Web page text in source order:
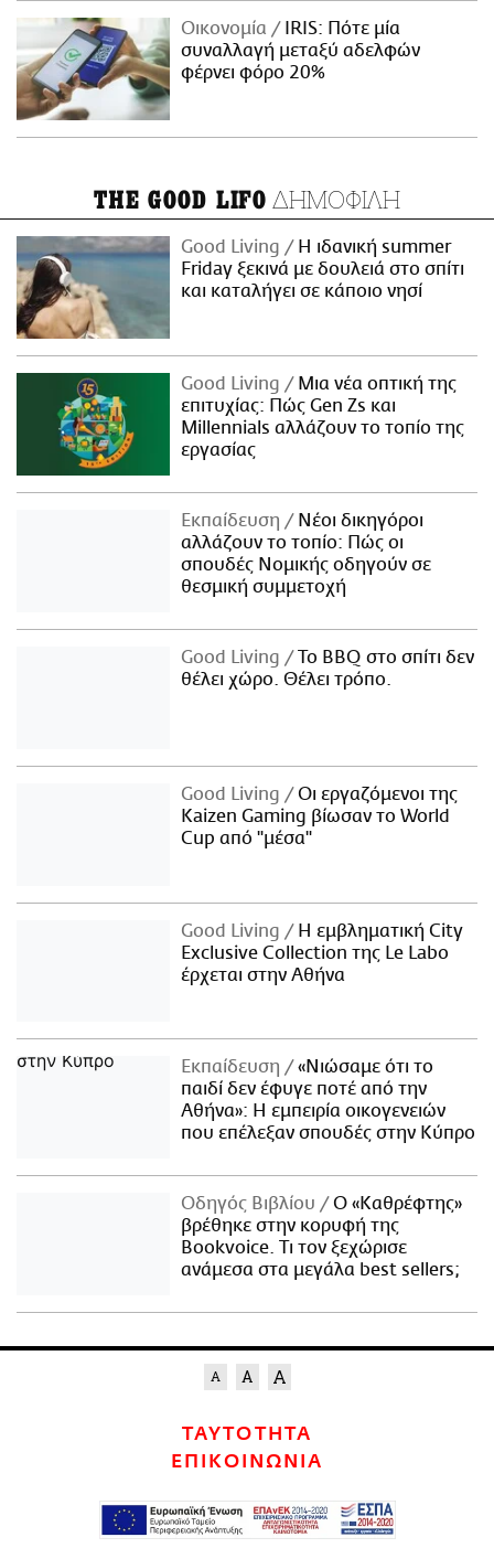
Οικονομία
IRIS: Πότε μία
συναλλαγή μεταξύ αδελφών
φέρνει φόρο 20%
THE GOOD LIFO ΔΗΜΟΦΙΛΗ
Good Living
Η ιδανική summer
Friday ξεκινά με δουλειά στο σπίτι
και καταλήγει σε κάποιο νησί
Good Living
Μια νέα οπτική της
επιτυχίας: Πώς Gen Zs και
Millennials αλλάζουν το τοπίο της
εργασίας
Εκπαίδευση
Νέοι δικηγόροι
αλλάζουν το τοπίο: Πώς οι
σπουδές Νομικής οδηγούν σε
θεσμική συμμετοχή
Good Living
Το BBQ στο σπίτι δεν
θέλει χώρο. Θέλει τρόπο.
Good Living
Οι εργαζόμενοι της
Kaizen Gaming βίωσαν το World
Cup από "μέσα"
Good Living
Η εμβληματική City
Exclusive Collection της Le Labo
έρχεται στην Αθήνα
Εκπαίδευση
«Νιώσαμε ότι το
παιδί δεν έφυγε ποτέ από την
Αθήνα»: Η εμπειρία οικογενειών
που επέλεξαν σπουδές στην Κύπρο
Οδηγός Βιβλίου
Ο «Καθρέφτης»
βρέθηκε στην κορυφή της
Bookvoice. Τι τον ξεχώρισε
ανάμεσα στα μεγάλα best sellers;
ΤΑΥΤΟΤΗΤΑ
ΕΠΙΚΟΙΝΩΝΙΑ